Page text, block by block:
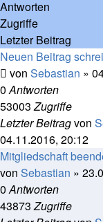
Antworten
Zugriffe
Letzter Beitrag
Neuen Beitrag
von Sebastian »
0Antworten
53003Zugriffe
Letzter Beitragvon
04.11.2016, 20:12
Mitgliedschaft
von Sebastian »
0Antworten
43873Zugriffe